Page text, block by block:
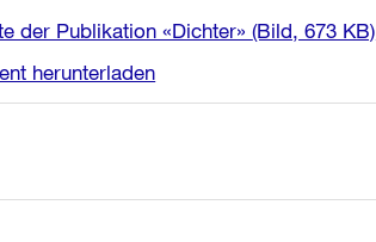
der Publikation «Dichter»(Bild, 673 KB)
herunterladen